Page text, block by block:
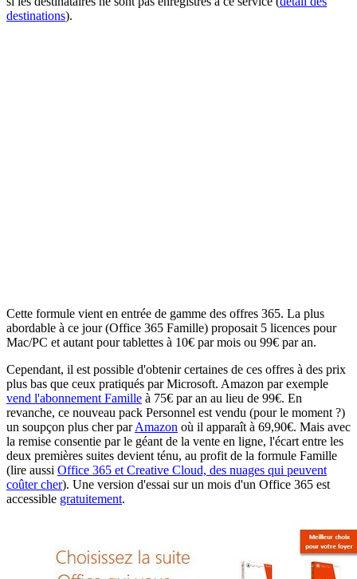
destinations).
Cette formule vient en entrée de gamme des offres 365. La plus
abordable à ce jour (Office 365 Famille) proposait 5 licences pour
Mac/PC et autant pour tablettes à 10€ par mois ou 99€ par an.
Cependant, il est possible d'obtenir certaines de ces offres à des prix
plus bas que ceux pratiqués par Microsoft. Amazon par exemple
vend l'abonnement Famille à 75€ par an au lieu de 99€. En
revanche, ce nouveau pack Personnel est vendu (pour le moment ?)
un soupçon plus cher parAmazon où il apparaît à 69,90€. Mais avec
la remise consentie par le géant de la vente en ligne, l'écart entre les
deux premières suites devient ténu, au profit de la formule Famille
(lire aussi Office 365 et Creative Cloud, des nuages qui peuvent
coûter cher). Une version d'essai sur un mois d'un Office 365 est
accessible gratuitement.